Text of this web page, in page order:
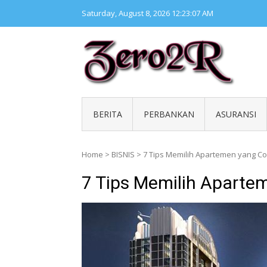
content
Saturday, August 8, 2026 12:23:08 AM
BERITA PERBANKAN ASURANSI
Home > BISNIS > 7 Tips Memilih Apartemen yang
7 Tips Memilih